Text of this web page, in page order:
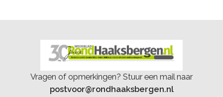
Vragen of opmerkingen? Stuur een mail naar
postvoor@rondhaaksbergen.nl